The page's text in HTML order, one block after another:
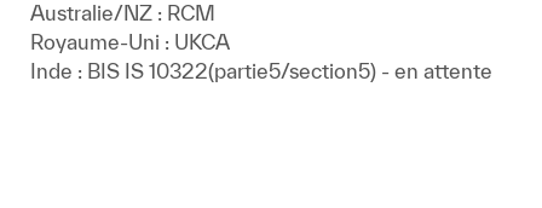
Australie/NZ : RCM
Royaume-Uni : UKCA
Inde : BIS IS 10322(partie5/section5) - en attente